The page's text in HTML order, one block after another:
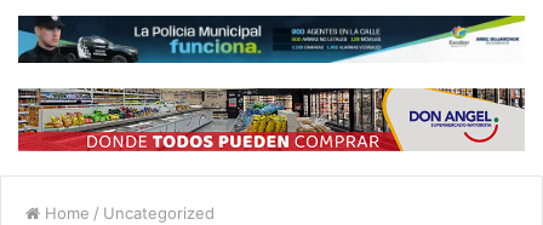
Home / Uncategorized